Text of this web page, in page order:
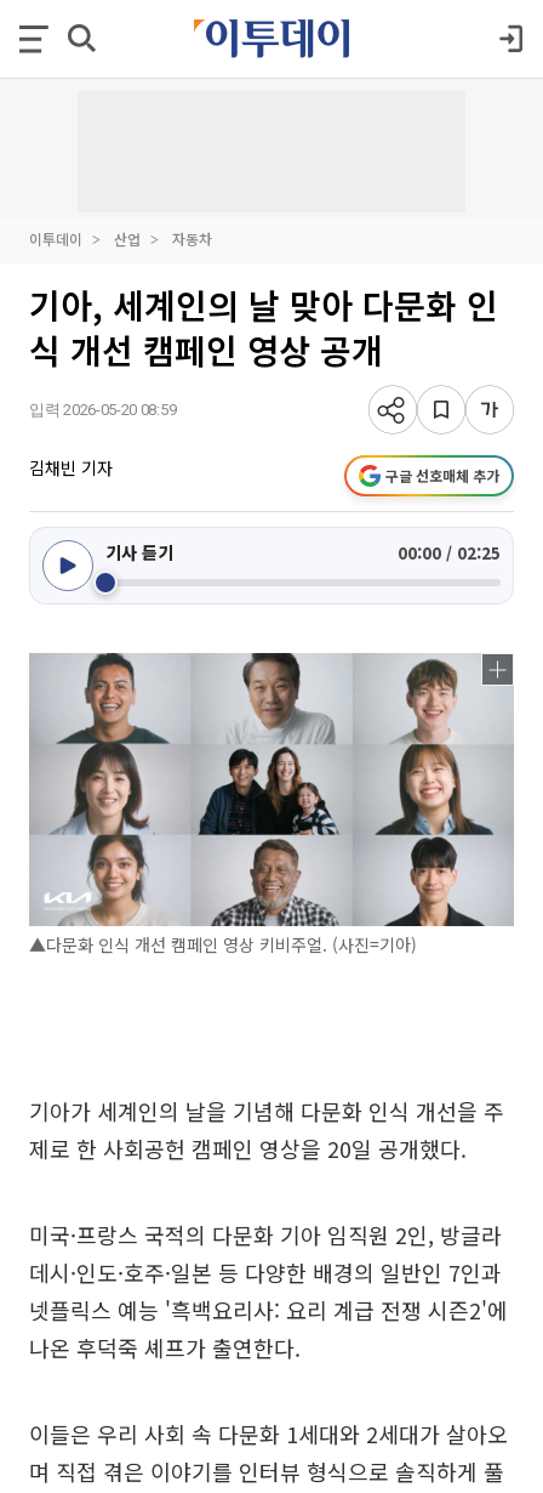
이투데이 산업 자동차
기아, 세계인의 날 맞아 다문화 인
식 개선 캠페인 영상 공개
입력 2026-05-20 08:59
김채빈 기자 구글 선호매체 추가
기사 듣기 00:00 / 02:25
▲다문화 인식 개선 캠페인 영상 키비주얼. (사진=기아)
기아가 세계인의 날을 기념해 다문화 인식 개선을 주
제로 한 사회공헌 캠페인 영상을 20일 공개했다.
미국·프랑스 국적의 다문화 기아 임직원 2인, 방글라
데시·인도·호주·일본 등 다양한 배경의 일반인 7인과
넷플릭스 예능 '흑백요리사: 요리 계급 전쟁 시즌2'에
나온 후덕죽 셰프가 출연한다.
이들은 우리 사회 속 다문화 1세대와 2세대가 살아오
며 직접 겪은 이야기를 인터뷰 형식으로 솔직하게 풀